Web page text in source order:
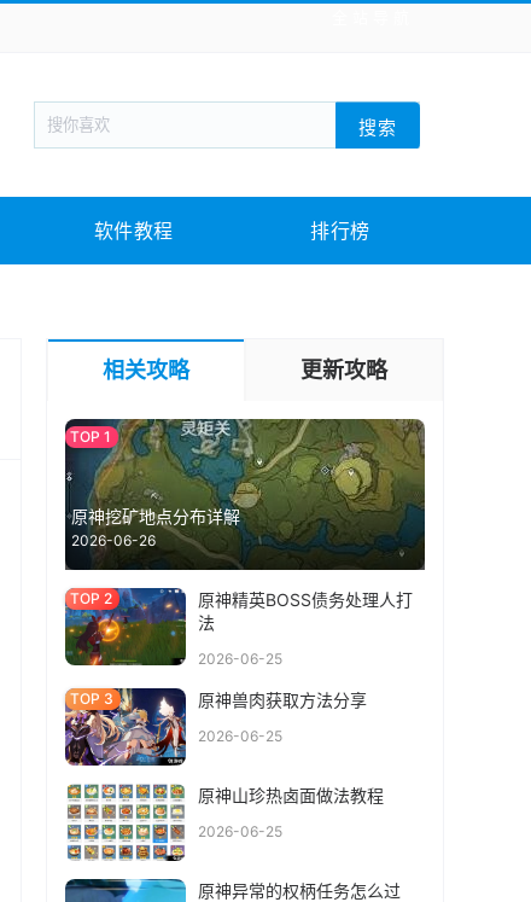
新闻阅读 旅游出行 生活实用
回合网游 战棋游戏 枪战射击
教育教学 游戏娱乐 系统软件 素材下载
搜索
软件教程 排行榜
相关攻略 更新攻略
原神挖矿地点分布详解
2026-06-26
原神精英BOSS债务处理人打
法
2026-06-25
原神兽肉获取方法分享
2026-06-25
原神山珍热卤面做法教程
2026-06-25
原神异常的权柄任务怎么过